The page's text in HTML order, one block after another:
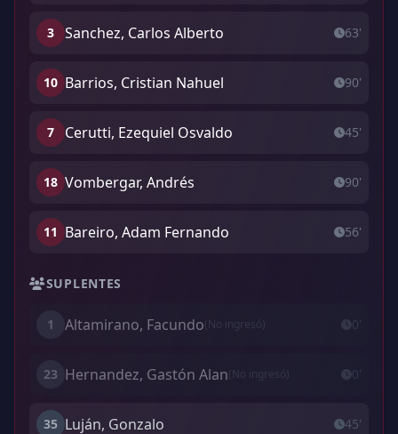
3 Sanchez, Carlos Alberto 63'
10 Barrios, Cristian Nahuel 90'
7 Cerutti, Ezequiel Osvaldo 45'
18 Vombergar, Andrés 90'
11 Bareiro, Adam Fernando 56'
SUPLENTES
1 Altamirano, Facundo(No ingresó) 0'
23 Hernandez, Gastón Alan(No ingresó) 0'
35 Luján, Gonzalo 45'